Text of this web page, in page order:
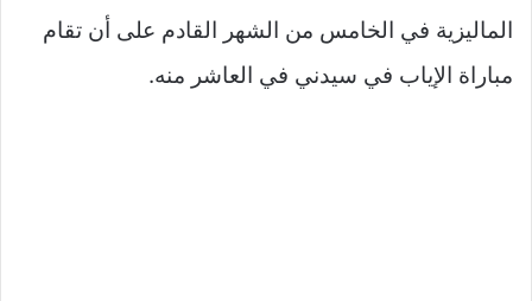
الماليزية في الخامس من الشهر القادم على أن تقام
مباراة الإياب في سيدني في العاشر منه.